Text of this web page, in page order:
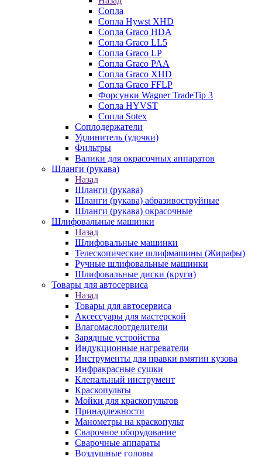
Сопла
Сопла Hywst XHD
Сопла Graco HDA
Сопла Graco LL5
Сопла Graco LP
Сопла Graco PAA
Сопла Graco XHD
Сопла Graco FFLP
Форсунки Wagner TradeTip 3
Сопла HYVST
Сопла Sotex
Соплодержатели
Удлинитель (удочки)
Фильтры
Валики для окрасочных аппаратов
Шланги (рукава)
Назад
Шланги (рукава)
Шланги (рукава) абразивоструйные
Шланги (рукава) окрасочные
Шлифовальные машинки
Назад
Шлифовальные машинки
Телескопические шлифмашины (Жирафы)
Ручные шлифовальные машинки
Шлифовальные диски (круги)
Товары для автосервиса
Назад
Товары для автосервиса
Аксессуары для мастерской
Влагомаслоотделители
Зарядные устройства
Индукционные нагреватели
Инструменты для правки вмятин кузова
Инфракрасные сушки
Клепальный инструмент
Краскопульты
Мойки для краскопультов
Принадлежности
Манометры на краскопульт
Сварочное оборудование
Сварочные аппараты
Воздушные головы